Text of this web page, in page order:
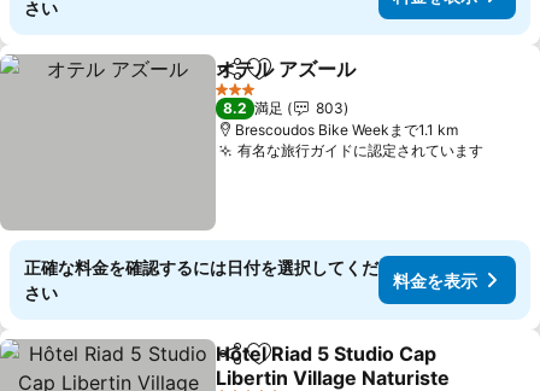
さい
シェアお気に入りに追加
オテル アズール
3 ホテルのランク
8.2 満足
803
Brescoudos Bike Weekまで1.1 km
有名な旅行ガイドに認定されています
正確な料金を確認するには日付を選択してくだ
さい
料金を表示
シェアお気に入りに追加
Hôtel Riad 5 Studio Cap
Libertin Village Naturiste